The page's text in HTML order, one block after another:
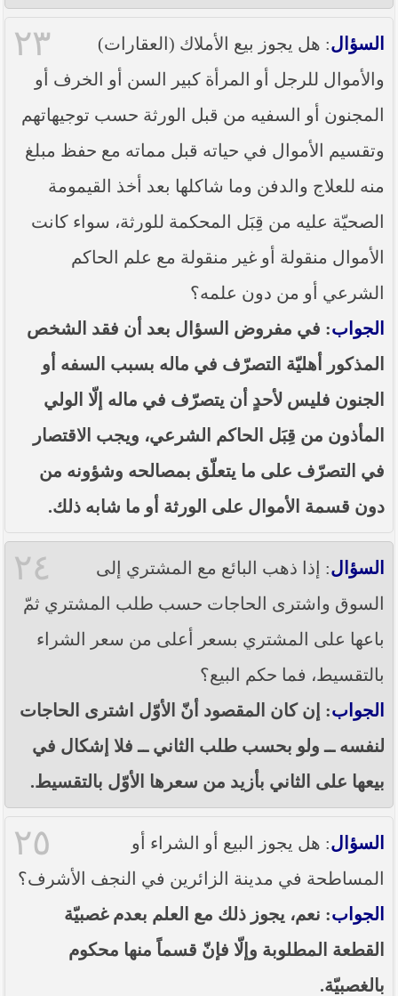
٢٣ السؤال: هل يجوز بيع الأملاك (العقارات)
والأموال للرجل أو المرأة كبير السن أو الخرف أو
المجنون أو السفيه من قبل الورثة حسب توجيهاتهم
وتقسيم الأموال في حياته قبل مماته مع حفظ مبلغ
منه للعلاج والدفن وما شاكلها بعد أخذ القيمومة
الصحيّة عليه من قِبَل المحكمة للورثة، سواء كانت
الأموال منقولة أو غير منقولة مع علم الحاكم
الشرعي أو من دون علمه؟
الجواب: في مفروض السؤال بعد أن فقد الشخص
المذكور أهليّة التصرّف في ماله بسبب السفه أو
الجنون فليس لأحدٍ أن يتصرّف في ماله إلّا الولي
المأذون من قِبَل الحاكم الشرعي، ويجب الاقتصار
في التصرّف على ما يتعلّق بمصالحه وشؤونه من
دون قسمة الأموال على الورثة أو ما شابه ذلك.
٢٤ السؤال: إذا ذهب البائع مع المشتري إلى
السوق واشترى الحاجات حسب طلب المشتري ثمّ
باعها على المشتري بسعر أعلى من سعر الشراء
بالتقسيط، فما حكم البيع؟
الجواب: إن كان المقصود أنّ الأوّل اشترى الحاجات
لنفسه ــ ولو بحسب طلب الثاني ــ فلا إشكال في
بيعها على الثاني بأزيد من سعرها الأوّل بالتقسيط.
٢٥ السؤال: هل يجوز البيع أو الشراء أو
المساطحة في مدينة الزائرين في النجف الأشرف؟
الجواب: نعم، يجوز ذلك مع العلم بعدم غصبيّة
القطعة المطلوبة وإلّا فإنّ قسماً منها محكوم
بالغصبيّة.